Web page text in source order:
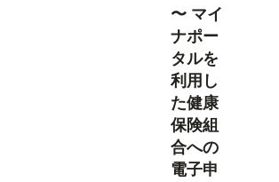
〜 マイ
ナポー
タルを
利用し
た健康
保険組
合への
電子申